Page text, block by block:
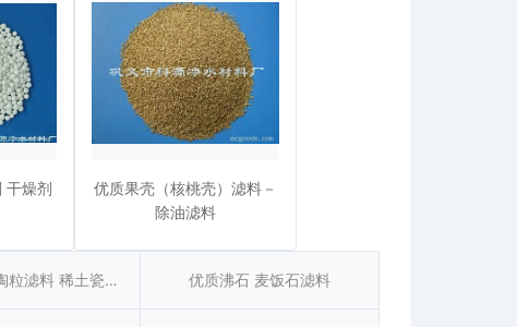
干燥剂
优质果壳（核桃壳）滤料－
除油滤料
优质麦饭石 陶粒滤料 稀土瓷砂滤料 优质沸石 麦饭石滤料